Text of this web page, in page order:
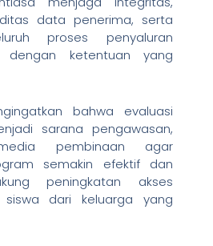
data penerima, serta
proses penyaluran
dengan ketentuan yang
bahwa evaluasi
sarana pengawasan,
pembinaan agar
semakin efektif dan
peningkatan akses
dari keluarga yang